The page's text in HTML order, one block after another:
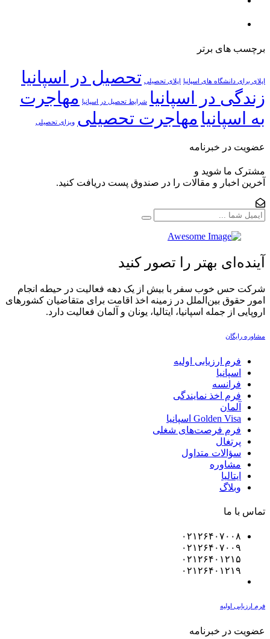
برچسب های برتر
اپلای برای دانشگاه های اسپانیا اپلای تحصیلی تحصیل در اسپانیا
زندگی در اسپانیا شرایط تحصیل در اسپانیا
مهاجرت
به اسپانیا مهاجرت تحصیلی ویزای تحصیلی
عضویت در خبرنامه
مشترک ما شوید و
آخرین اخبار و مقالات را در صندوق پست دریافت کنید.
آینده‌ای بهتر را تصور کنید
شرکت حس خوب سفر با بیش از یک دهه فعالیت در حیطه انجام
امور حقوق بین‌الملل در زمینه اخذ اقامت برای متقاضیان کشورهای
اروپایی از جمله اسپانیا، ایتالیا، یونان و آلمان فعالیت دارد.‏
مشاوره رایگان
فرم ارزیابی اولیه
اسپانیا
فرانسه
فرم اخذ نمایندگی
آلمان
Golden Visa اسپانيا
فرم فرصت‌های شغلی
پرتغال
سؤالات متداول
مشاوره
ایتالیا
وبلاگ
تماس با ما
۰۲۱۲۶۴۰۷۰۰۸
۰۲۱۲۶۴۰۷۰۰۹
۰۲۱۲۶۴۰۱۲۱۵
۰۲۱۲۶۴۰۱۲۱۹
فرم ارزیابی اولیه
عضویت در خبرنامه